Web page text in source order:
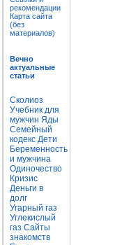
рекомендации
Карта сайта
(без
материалов)
Вечно
актуальные
статьи
Сколиоз
Учебник для
мужчин Яды
Семейный
кодекс Дети
Беременность
и мужчина
Одиночество
Кризис
Деньги в
долг
Угарный газ
Углекислый
газ Сайты
знакомств